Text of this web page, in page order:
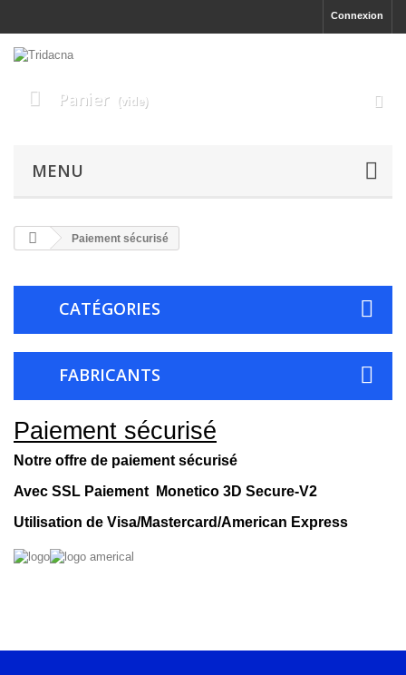
Connexion
Panier (vide)
MENU
Paiement sécurisé
CATÉGORIES
FABRICANTS
Paiement sécurisé
Notre offre de paiement sécurisé
Avec SSL Paiement Monetico 3D Secure-V2
Utilisation de Visa/Mastercard/American Express